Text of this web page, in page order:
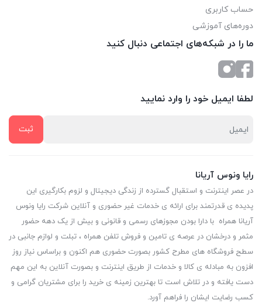
حساب کاربری
دوره‌های آموزشی
ما را در شبکه‌های اجتماعی دنبال کنید
لطفا ایمیل خود را وارد نمایید
رایا ونوس آریانا
در عصر اینترنت و استقبال گسترده از زندگی دیجیتال و لزوم بکارگیری این
پدیده ی قدرتمند برای ارائه ی خدمات غیر حضوری و آنلاین شرکت رایا ونوس
آریانا همراه با دارا بودن مجوزهای رسمی و قانونی و بیش از یک دهه حضور
مثمر و درخشان در عرصه ی تامین و فروش تلفن همراه ، تبلت و لوازم جانبی در
سطح فروشگاه های مطرح کشور بصورت حضوری هم اکنون و براساس نیاز روز
افزون به مبادله ی کالا و خدمات از طریق اینترنت و بصورت آنلاین به این مهم
دست یافته و در تلاش است تا بهترین زمینه ی خرید را برای مشتریان گرامی و
کسب رضایت ایشان را فراهم آورد.